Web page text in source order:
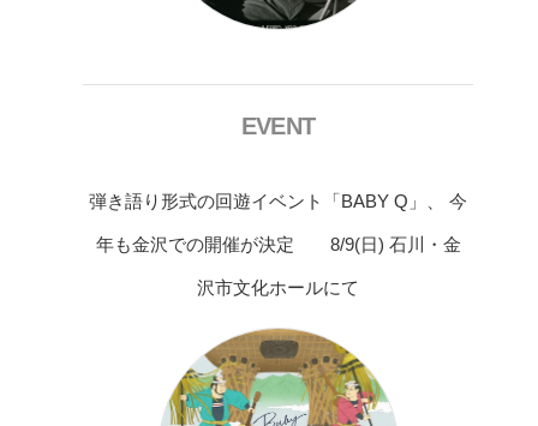
EVENT
弾き語り形式の回遊イベント「BABY Q」、 今
年も金沢での開催が決定 8/9(日) 石川・金
沢市文化ホールにて